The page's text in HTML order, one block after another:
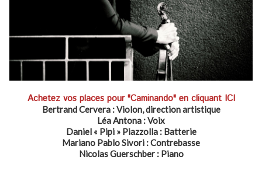
Achetez vos places pour "Caminando" en cliquant ICI
Bertrand Cervera : Violon, direction artistique
Léa Antona : Voix
Daniel « Pipi » Piazzolla : Batterie
Mariano Pablo Sivori : Contrebasse
Nicolas Guerschber : Piano